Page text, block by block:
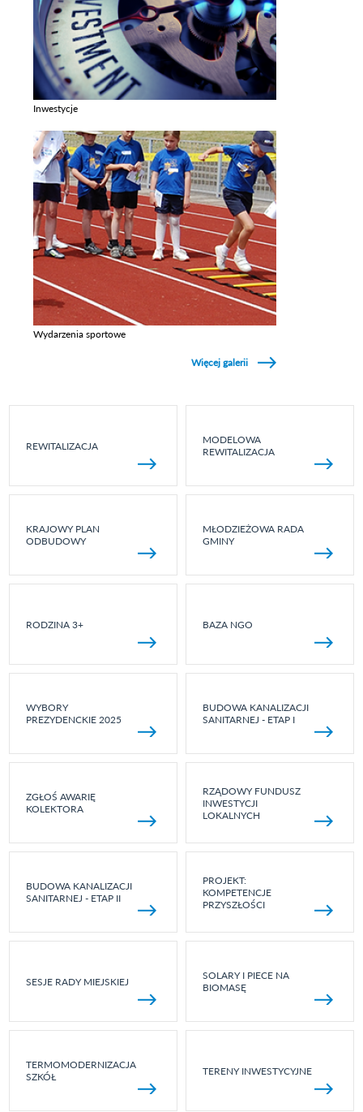
Inwestycje
Wydarzenia sportowe
Więcej galerii
REWITALIZACJA
MODELOWA
REWITALIZACJA
KRAJOWY PLAN
ODBUDOWY
MŁODZIEŻOWA RADA
GMINY
RODZINA 3+ BAZA NGO
WYBORY
PREZYDENCKIE 2025
BUDOWA KANALIZACJI
SANITARNEJ - ETAP I
ZGŁOŚ AWARIĘ
KOLEKTORA
RZĄDOWY FUNDUSZ
INWESTYCJI
LOKALNYCH
BUDOWA KANALIZACJI
SANITARNEJ - ETAP II
PROJEKT:
KOMPETENCJE
PRZYSZŁOŚCI
SESJE RADY MIEJSKIEJ
SOLARY I PIECE NA
BIOMASĘ
TERMOMODERNIZACJA
SZKÓŁ
TERENY INWESTYCYJNE